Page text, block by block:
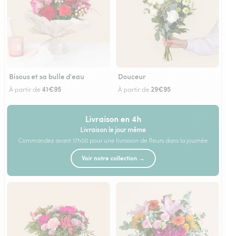
Bisous et sa bulle d'eau
À partir de41€95
Douceur
À partir de 29€95
Livraison en 4h
Livraison le jour même
Commandez avant 17h00 pour une livraison de fleurs dans la journée
Voir notre collection →